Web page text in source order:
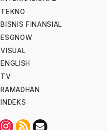
TEKNO
BISNIS FINANSIAL
ESGNOW
VISUAL
ENGLISH
TV
RAMADHAN
INDEKS